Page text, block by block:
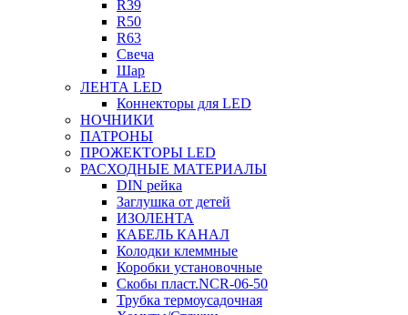
R39
R50
R63
Свеча
Шар
ЛЕНТА LED
Коннекторы для LED
НОЧНИКИ
ПАТРОНЫ
ПРОЖЕКТОРЫ LED
РАСХОДНЫЕ МАТЕРИАЛЫ
DIN рейка
Заглушка от детей
ИЗОЛЕНТА
КАБЕЛЬ КАНАЛ
Колодки клеммные
Коробки установочные
Скобы пласт.NCR-06-50
Трубка термоусадочная